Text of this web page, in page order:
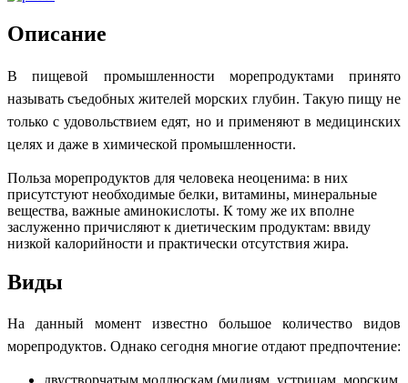
Описание
В пищевой промышленности морепродуктами принято
называть съедобных жителей морских глубин. Такую пищу не
только с удовольствием едят, но и применяют в медицинских
целях и даже в химической промышленности.
Польза морепродуктов для человека неоценима: в них
присутстуют необходимые белки, витамины, минеральные
вещества, важные аминокислоты. К тому же их вполне
заслуженно причисляют к диетическим продуктам: ввиду
низкой калорийности и практически отсутствия жира.
Виды
На данный момент известно большое количество видов
морепродуктов. Однако сегодня многие отдают предпочтение: